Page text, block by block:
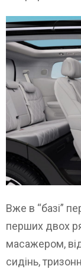
Вже в “базі”
перших двох
масажером,
сидінь,